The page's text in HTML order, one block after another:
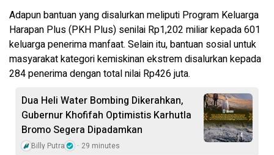
Adapun bantuan yang disalurkan meliputi Program Keluarga
Harapan Plus (PKH Plus) senilai Rp1,202 miliar kepada 601
keluarga penerima manfaat. Selain itu, bantuan sosial untuk
masyarakat kategori kemiskinan ekstrem disalurkan kepada
284 penerima dengan total nilai Rp426 juta.
Dua Heli Water Bombing Dikerahkan,
Gubernur Khofifah Optimistis Karhutla
Bromo Segera Dipadamkan
Billy Putra 29 minutes